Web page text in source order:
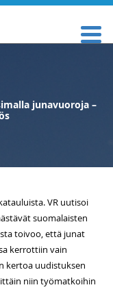
junavuoroja –
VR uutisoi
suomalaisten
toivoo, että junat
kerrottiin vain
kertoa uudistuksen
niin työmatkoihin